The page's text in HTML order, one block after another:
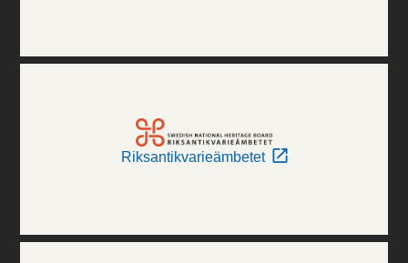
Riksantikvarieämbetet